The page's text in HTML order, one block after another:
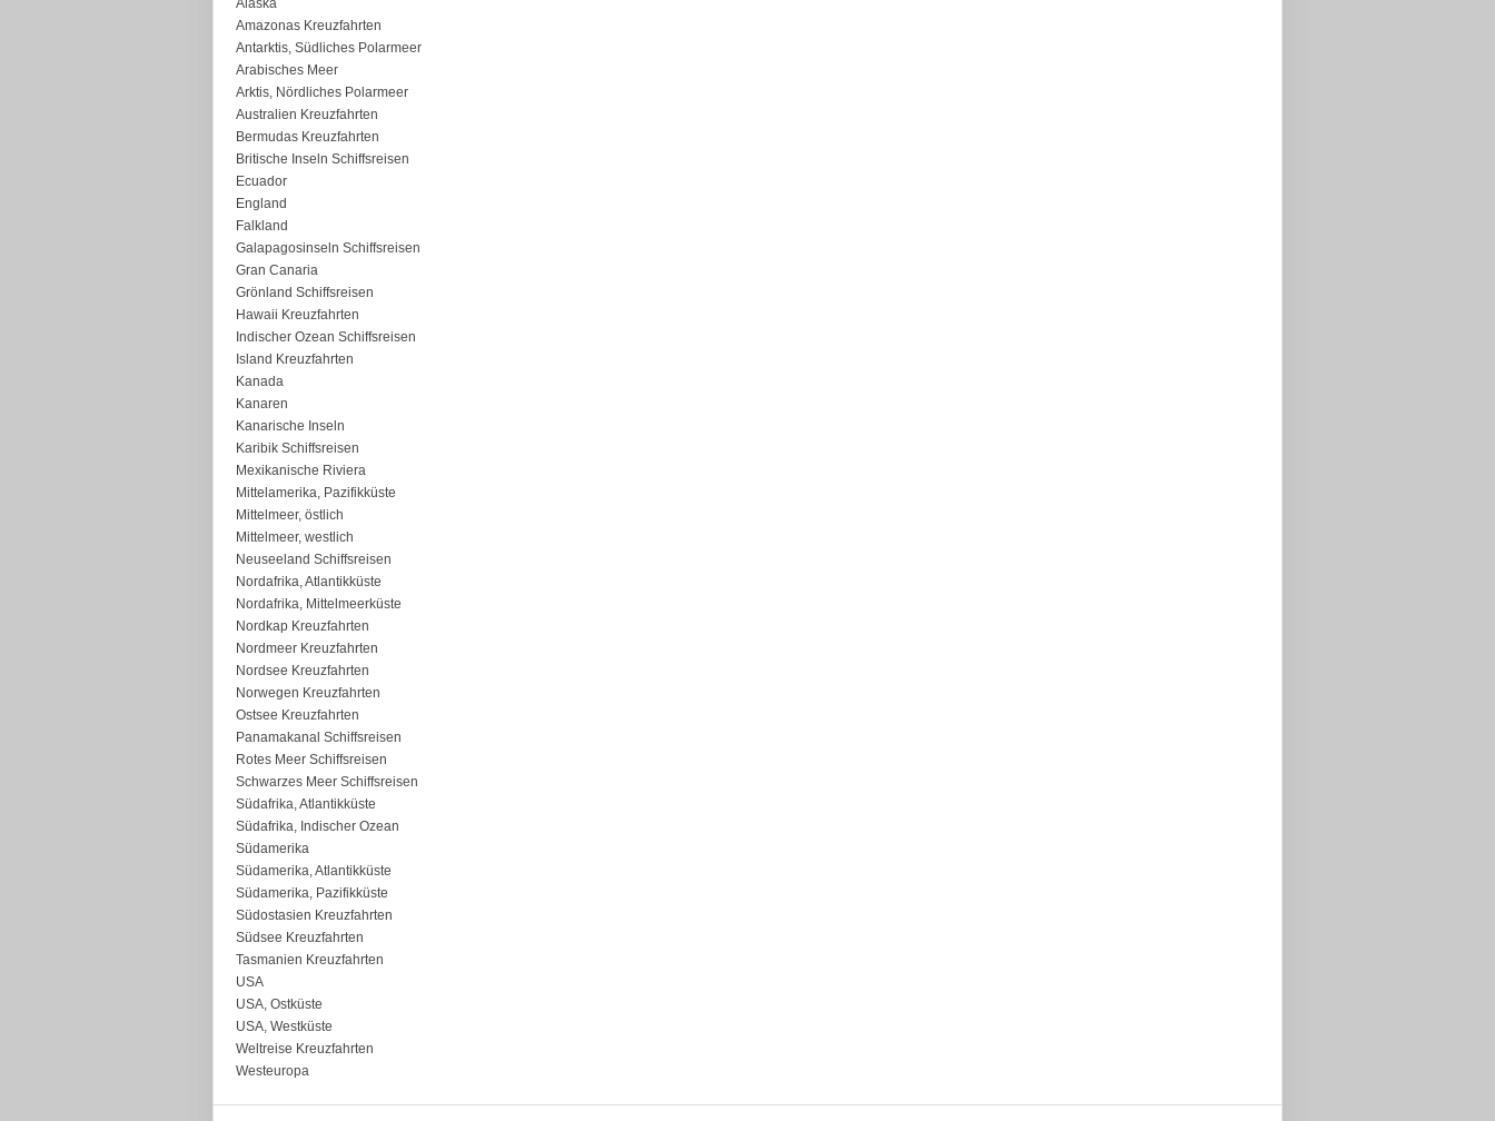
Alaska
Amazonas Kreuzfahrten
Antarktis, Südliches Polarmeer
Arabisches Meer
Arktis, Nördliches Polarmeer
Australien Kreuzfahrten
Bermudas Kreuzfahrten
Britische Inseln Schiffsreisen
Ecuador
England
Falkland
Galapagosinseln Schiffsreisen
Gran Canaria
Grönland Schiffsreisen
Hawaii Kreuzfahrten
Indischer Ozean Schiffsreisen
Island Kreuzfahrten
Kanada
Kanaren
Kanarische Inseln
Karibik Schiffsreisen
Mexikanische Riviera
Mittelamerika, Pazifikküste
Mittelmeer, östlich
Mittelmeer, westlich
Neuseeland Schiffsreisen
Nordafrika, Atlantikküste
Nordafrika, Mittelmeerküste
Nordkap Kreuzfahrten
Nordmeer Kreuzfahrten
Nordsee Kreuzfahrten
Norwegen Kreuzfahrten
Ostsee Kreuzfahrten
Panamakanal Schiffsreisen
Rotes Meer Schiffsreisen
Schwarzes Meer Schiffsreisen
Südafrika, Atlantikküste
Südafrika, Indischer Ozean
Südamerika
Südamerika, Atlantikküste
Südamerika, Pazifikküste
Südostasien Kreuzfahrten
Südsee Kreuzfahrten
Tasmanien Kreuzfahrten
USA
USA, Ostküste
USA, Westküste
Weltreise Kreuzfahrten
Westeuropa